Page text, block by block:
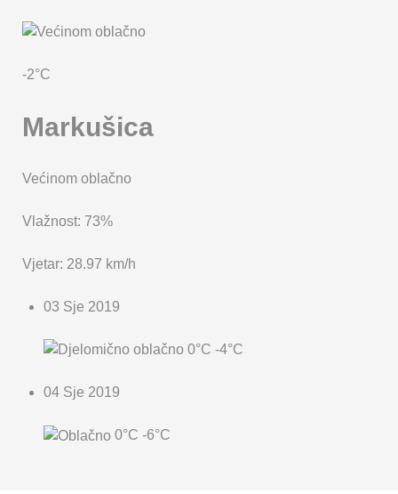
-2°C
Markušica
Većinom oblačno
Vlažnost: 73%
Vjetar: 28.97 km/h
03 Sje 2019
0°C -4°C
04 Sje 2019
0°C -6°C